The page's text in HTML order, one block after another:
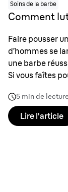
Soins de la barbe
Comment
Faire pousser
d’hommes se
une barbe
Si vous faîtes
de vous
épaisse par
5 min de
Lire l'article